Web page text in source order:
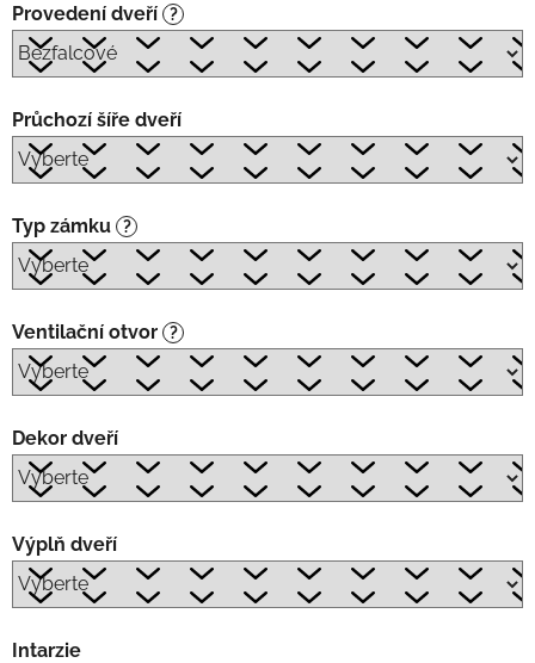
Provedení dveří ?
Průchozí šíře dveří
Typ zámku ?
Ventilační otvor ?
Dekor dveří
Výplň dveří
Intarzie